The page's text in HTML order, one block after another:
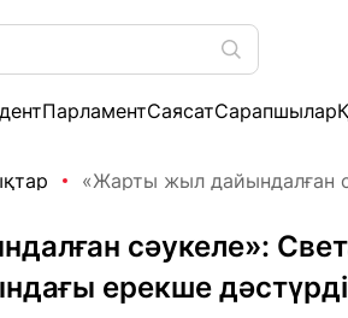
ПарламентСаясатСарапшылар
«Жарты жыл дайындалған
сәукеле»:
ерекше